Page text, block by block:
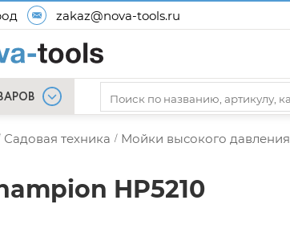
zakaz@nova-tools.ru
Садовая техника / Мойки высокого давления
HP5210